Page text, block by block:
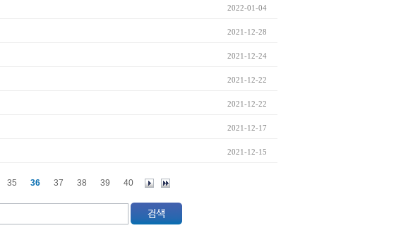
2022-01-04
2021-12-28
2021-12-24
2021-12-22
2021-12-22
2021-12-17
2021-12-15
35 36 37 38 39 40